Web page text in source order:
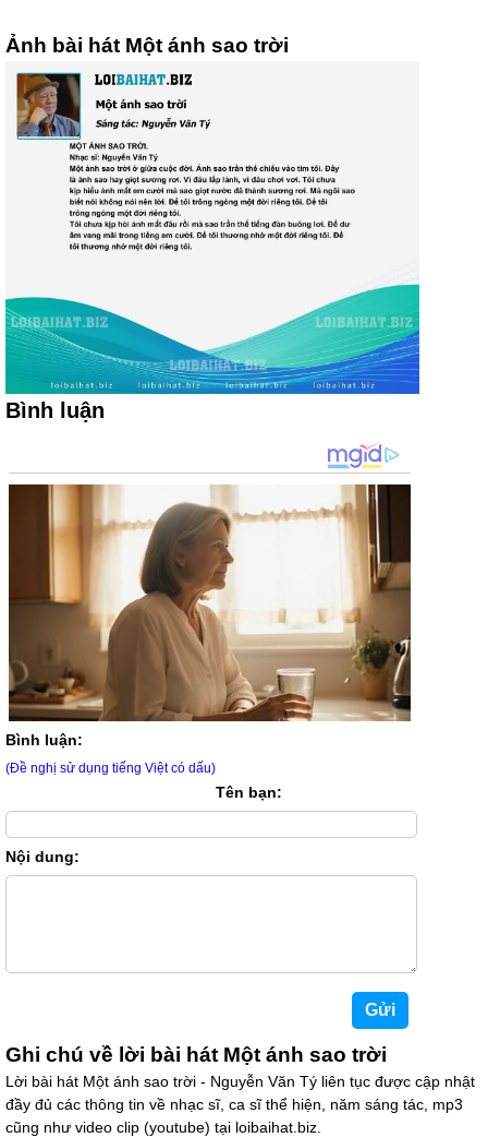
Ảnh bài hát Một ánh sao trời
Bình luận
Bình luận:
(Đề nghị sử dụng tiếng Việt có dấu)
Tên bạn:
Nội dung:
Ghi chú về lời bài hát Một ánh sao trời
Lời bài hát Một ánh sao trời - Nguyễn Văn Tý liên tục được cập nhật
đầy đủ các thông tin về nhạc sĩ, ca sĩ thể hiện, năm sáng tác, mp3
cũng như video clip (youtube) tại loibaihat.biz.